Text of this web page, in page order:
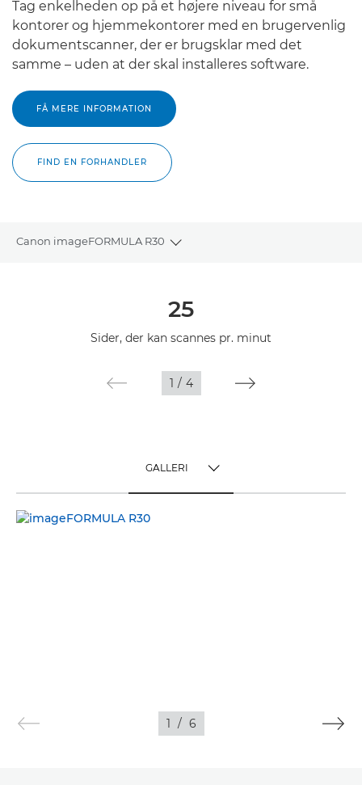
Tag enkelheden op på et højere niveau for små
kontorer og hjemmekontorer med en brugervenlig
dokumentscanner, der er brugsklar med det
samme – uden at der skal installeres software.
FÅ MERE INFORMATION
FIND EN FORHANDLER
Canon imageFORMULA R30
Toggle breadcrumbs
25
Sider, der kan scannes pr. minut
1 / 4
GALLERI
1 / 6